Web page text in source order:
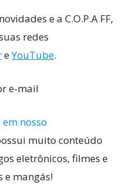
e a C.O.P.A FF,
redes
eYouTube.
e-mail
nosso
muito conteúdo
eletrônicos, filmes e
e mangás!